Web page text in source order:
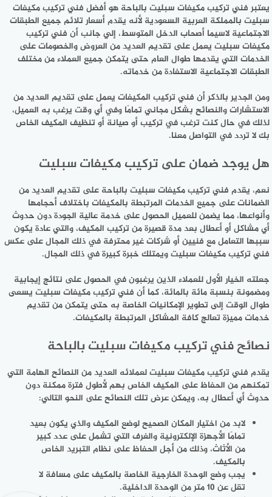
يعتبر فني تركيب مكيفات سبليت بالباحة هو أفضل فني تركيب مكيفات
سبليت بالمملكة العربية السعودية لأنه يقدم أسعار تلائم جميع الطبقات
الاجتماعية لاسيما أصحاب الدخل المتوسط، إلي جانب أن فني تركيب
مكيفات سبليت يعمل على تقديم العديد من العروض والخصومات على
الخدمات التي يقدمها طوال العام حتى يتمكن جميع العملاء من مختلف
الطبقات الاجتماعية الاستفادة من خدماته.
ومن الجدير بالذكر أن فني تركيب المكيفات يعمل على تقديم العديد من
الاستشارات والنصائح بشكل مجاني تمامًا وفي أي وقت يرغب به العميل،
لذلك في حال كنت ترغب في تركيب أو صيانة أو تنظيف المكيف الخاص
بك لا تردد في التواصل معنا.
هل يوجد ضمان على تركيب مكيفات سبليت
نعم، يقدم فني تركيب مكيفات سبليت بالباحة على تقديم العديد من
الضمانات على جميع الخدمات المرتبطة بالمكيفات باختلاف أحجامها
وأنواعها، مما يضمن للعميل الحصول على خدمة عالية الجودة دون حدوث
أي مشاكل أو أعطال بعد مدة قصيرة من تركيب المكيف، والتي عادة يكون
سببها التعامل مع فنيين أو شركات غير محترفة في ذلك المجال على عكس
فني تركيب مكيفات سبليت ويمتلك خبرة كبيرة في ذلك المجال.
جعلته الخيار الأول للعملاء الذين يرغبون في الحصول على نتائج إيجابية
ومضمونة بنسبة مائة بالمائة، كما أن فني تركيب مكيفات سبليت يسعى
طوال الوقت إلى تطوير الإمكانيات الخاصة به حتى يتمكن من تقديم
خدمات مميزة تعالج كافة المشاكل المرتبطة بالمكيفات.
نصائح فني تركيب مكيفات سبليت بالباحة
يقدم فني تركيب مكيفات سبليت لعملائه العديد من النصائح الهامة التي
تمكنهم من الحفاظ على المكيف الخاص بهم لأطول فترة ممكنة دون
حدوث أي أعطال به، ويمكن عرض تلك النصائح على النحو التالي:
لابد من اختيار المكان الصحيح لوضع المكيف والذي يكون بعيد
تمامًا الأجهزة الإلكترونية والغرف التي تشمل على عدد كبير
من الأثاث، وذلك من أجل الحفاظ على نظام التبريد الخاص
بالمكيف.
يجب وضع الوحدة الخارجية الخاصة بالمكيف على مسافة لا
تقل عن 10 متر من الوحدة الداخلية.